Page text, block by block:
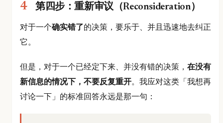
第四步：重新审议（Reconsideration）
对于一个确实错了的决策，要乐于、并且迅速地去纠正
它。
但是，对于一个已经定下来、并没有错的决策， 在没有
新信息的情况下，不要反复重开。我应对这类「我想再
讨论一下」的标准回答永远是那一句：